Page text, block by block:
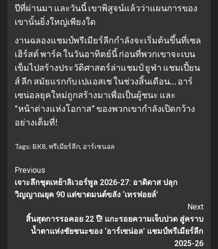
ปีที่ผ่านมา และวันนี้ เขาพิสูจน์แล้วว่าแผนการของ
เขานั้นยิ่งใหญ่เพียงใด
งานฉลองแชมป์พรีเมียร์ลีกกำลังจะเริ่มต้นขึ้นที่เซล
เฮิร์สต์ พาร์ค ในวันอาทิตย์นี้ ก่อนที่พวกเขาจะเบน
เข็มไปสร้างประวัติศาสตร์ล่าแชมป์ ยูฟ่า แชมเปี้ยน
ส์ ลีก สมัยแรกกับ เปแอสเช ในช่วงสิ้นเดือน… อาร์
เซน่อลยุคใหม่ถูกสร้างมาเพื่อเป็นผู้ชนะ และ
“หน้าต่างแห่งโอกาส” ของพวกเขากำลังเปิดกว้าง
อย่างเต็มที่!
Tags: BK8, พรีเมียร์ลีก, อาร์เซนอล
Continue
Reading
Previous
เจาะลึกชุดเหย้าลิเวอร์พูล 2026-27: อาดิดาส ปลุก
วิญญาณยุค 90 แต่ขาดมนต์ขลัง ‘เทรฟอยล์’
Next
สิ้นสุดการรอคอย 22 ปี! แกะรอยความเจ็บปวด สู่คราบ
น้ำตาแห่งชัยชนะของ ‘อาร์เซน่อล’ แชมป์พรีเมียร์ลีก
2025-26